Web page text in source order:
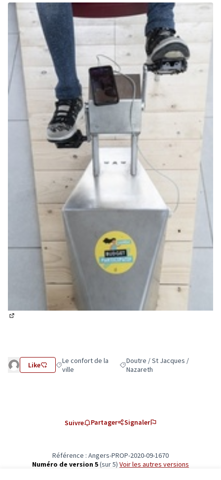
Like Filtrer les résultats de la catégorie : Le confort de la
Le confort de la
ville
Filtrer les résultats pour le
Doutre / St Jacques /
Nazareth
Suivre Partager Signaler
Référence : Angers-PROP-2020-09-1670
Numéro de version 5(sur 5)
voir les autres versions